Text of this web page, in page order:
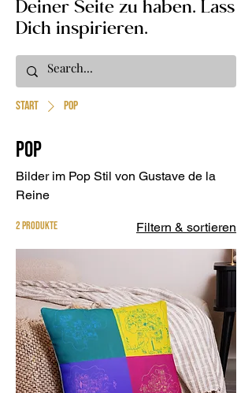
Deiner Seite zu haben. Lass
Dich inspirieren.
Start Pop
Pop
Bilder im Pop Stil von Gustave de la
Reine
2 Produkte Filtern & sortieren